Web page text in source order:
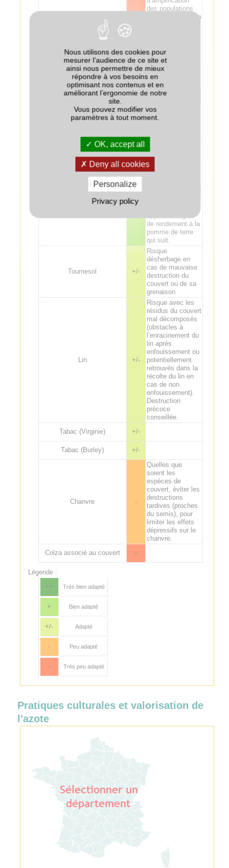
Betterave --
des populations
de nématode de la
particulier si le
couvert est semé
tôt. Suspicion
d'augmentation du
risque de
rhizoctone brun
dans des
situations avec
présence déjà
identifiée de la
Pomme de terre +
appréciée avant
pommes de terre
(structure du sol).
D’après des
de rendement à la
pomme de terre
qui suit.
Tournesol +/-
Risque
désherbage en
cas de mauvaise
destruction du
couvert ou de sa
grenaison
Lin +/-
Risque avec les
résidus du couvert
mal décomposés
(obstacles à
l’enracinement du
lin après
enfouissement ou
potentiellement
retrouvés dans la
récolte du lin en
cas de non
enfouissement).
Destruction
précoce
conseillée.
Tabac (Virginie)
+/-
Tabac (Burley) +/-
Chanvre -
Quelles que
soient les
espèces de
couvert, éviter les
destructions
tardives (proches
du semis), pour
limiter les effets
dépressifs sur le
chanvre.
Colza associé au couvert
--
Légende :
++
Très bien adapté
+ Bien adapté
+/- Adapté
- Peu adapté
-- Très peu adapté
Pratiques culturales et valorisation de
l'azote
Nous utilisons des cookies pour
mesurer l’audience de ce site et
ainsi nous permettre de mieux
répondre à vos besoins en
optimisant nos contenus et en
améliorant l’ergonomie de notre
site.
Vous pouvez modifier vos
paramètres à tout moment.
OK, accept all
Deny all cookies
Personalize
Privacy policy